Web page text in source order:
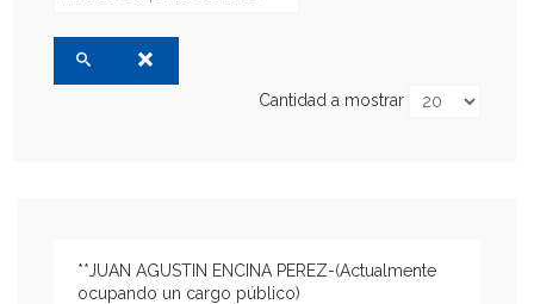
Cantidad a mostrar
**JUAN AGUSTIN ENCINA PEREZ-(Actualmente
ocupando un cargo público)